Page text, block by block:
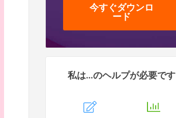
今すぐダウンロ
ード
私は…のヘルプが必要です